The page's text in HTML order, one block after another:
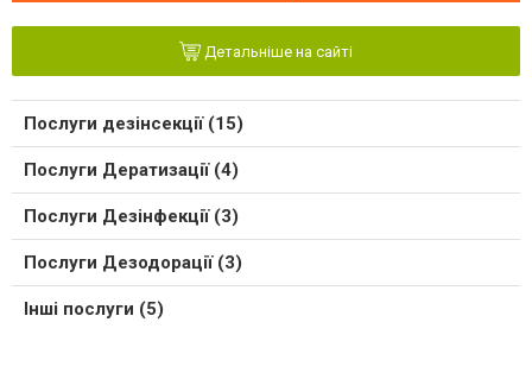
Детальніше на сайті
Послуги дезінсекції (15)
Послуги Дератизації (4)
Послуги Дезінфекції (3)
Послуги Дезодорації (3)
Інші послуги (5)